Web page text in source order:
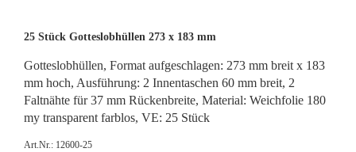
25 Stück Gotteslobhüllen 273 x 183 mm
Gotteslobhüllen, Format aufgeschlagen: 273 mm breit x 183
mm hoch, Ausführung: 2 Innentaschen 60 mm breit, 2
Faltnähte für 37 mm Rückenbreite, Material: Weichfolie 180
my transparent farblos, VE: 25 Stück
Art.Nr.: 12600-25